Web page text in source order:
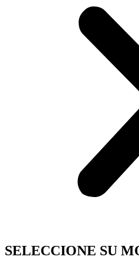
SELECCIONE SU